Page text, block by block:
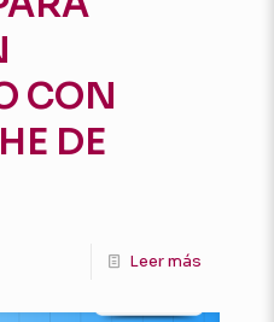
CON
DE
Leer más